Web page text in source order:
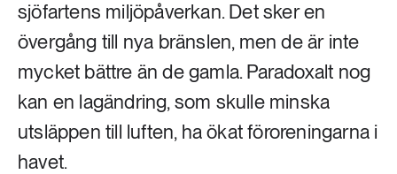
262 ARTIKLAR
Skog
360 ARTIKLAR
Social hållbarhet
sjöfartens miljöpåverkan. Det sker en
övergång till nya bränslen, men de är inte
mycket bättre än de gamla. Paradoxalt nog
kan en lagändring, som skulle minska
utsläppen till luften, ha ökat föroreningarna i
havet.